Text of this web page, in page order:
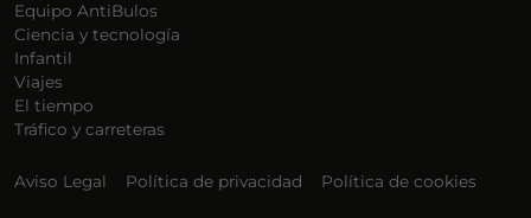
Equipo AntiBulos
Ciencia y tecnología
Infantil
Viajes
El tiempo
Tráfico y carreteras
Aviso Legal Política de privacidad Política de cookies